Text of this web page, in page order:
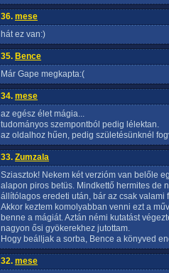
36. mese
hát ez van:)
35. Bence
Már Gape megkapta:(
34. mese
az egész élet mágia...
tudományos szempontból pedig lélektan.
az oldalhoz hűen, pedig születésünknél
33. Zumzala
Sziasztok! Nekem két verzióm van belőle
alapon piros betüs. Mindkettő hermites de
állítólagos eredeti után, bár az csak valami
Akkor keztem komolyabban venni ezt a
benne a mágiát. Aztán némi kutatást
nagyon ősi gyökerekhez jutottam.
Hogy beálljak a sorba, Bence a könyved
32. mese